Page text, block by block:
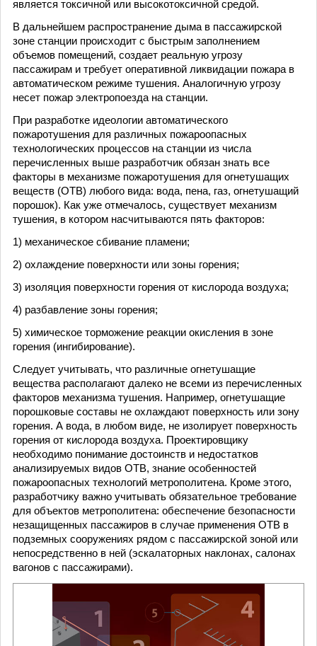
является токсичной или высокотоксичной средой.
В дальнейшем распространение дыма в пассажирской
зоне станции происходит с быстрым заполнением
объемов помещений, создает реальную угрозу
пассажирам и требует оперативной ликвидации пожара в
автоматическом режиме тушения. Аналогичную угрозу
несет пожар электропоезда на станции.
При разработке идеологии автоматического
пожаротушения для различных пожароопасных
технологических процессов на станции из числа
перечисленных выше разработчик обязан знать все
факторы в механизме пожаротушения для огнетушащих
веществ (ОТВ) любого вида: вода, пена, газ, огнетушащий
порошок). Как уже отмечалось, существует механизм
тушения, в котором насчитываются пять факторов:
1) механическое сбивание пламени;
2) охлаждение поверхности или зоны горения;
3) изоляция поверхности горения от кислорода воздуха;
4) разбавление зоны горения;
5) химическое торможение реакции окисления в зоне
горения (ингибирование).
Следует учитывать, что различные огнетушащие
вещества располагают далеко не всеми из перечисленных
факторов механизма тушения. Например, огнетушащие
порошковые составы не охлаждают поверхность или зону
горения. А вода, в любом виде, не изолирует поверхность
горения от кислорода воздуха. Проектировщику
необходимо понимание достоинств и недостатков
анализируемых видов ОТВ, знание особенностей
пожароопасных технологий метрополитена. Кроме этого,
разработчику важно учитывать обязательное требование
для объектов метрополитена: обеспечение безопасности
незащищенных пассажиров в случае применения ОТВ в
подземных сооружениях рядом с пассажирской зоной или
непосредственно в ней (эскалаторных наклонах, салонах
вагонов с пассажирами).